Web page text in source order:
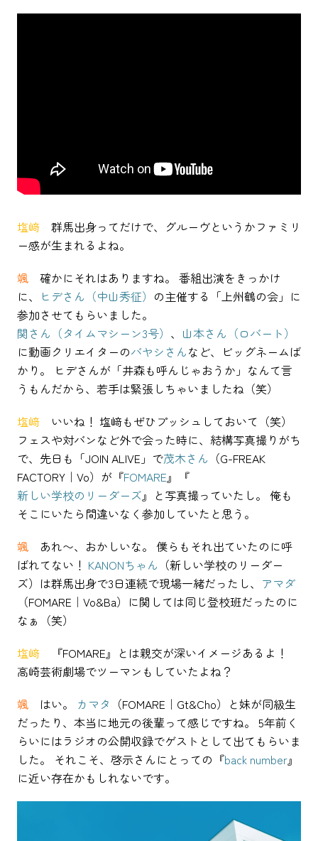
塩﨑 群馬出身ってだけで、グルーヴというかファミリ
ー感が生まれるよね。
颯 確かにそれはありますね。 番組出演をきっかけ
に、
ヒデさん（中山秀征） の主催する「上州鶴の会」に
参加させてもらいました。
関さん（タイムマシーン3号） 、 山本さん（ロバート）
に動画クリエイターのバヤシさんなど、ビッグネームば
かり。 ヒデさんが「井森も呼んじゃおうか」なんて言
うもんだから、若手は緊張しちゃいましたね（笑）
塩﨑 いいね！ 塩﨑もぜひプッシュしておいて（笑）
フェスや対バンなど外で会った時に、結構写真撮りがち
で、先日も「JOIN ALIVE」で茂木さん （G-FREAK
FACTORY｜Vo）が『FOMARE』『
新しい学校のリーダーズ』と写真撮っていたし。 俺も
そこにいたら間違いなく参加していたと思う。
颯 あれ〜、おかしいな。 僕らもそれ出ていたのに呼
ばれてない！ KANONちゃん （新しい学校のリーダー
ズ）は群馬出身で3日連続で現場一緒だったし、 アマダ
（FOMARE｜Vo&Ba）に関しては同じ登校班だったのに
なぁ（笑）
塩﨑 『FOMARE』とは親交が深いイメージあるよ！
高崎芸術劇場でツーマンもしていたよね？
颯 はい。 カマタ （FOMARE｜Gt&Cho）と妹が同級生
だったり、本当に地元の後輩って感じですね。 5年前く
らいにはラジオの公開収録でゲストとして出てもらいま
した。 それこそ、啓示さんにとっての『back number』
に近い存在かもしれないです。